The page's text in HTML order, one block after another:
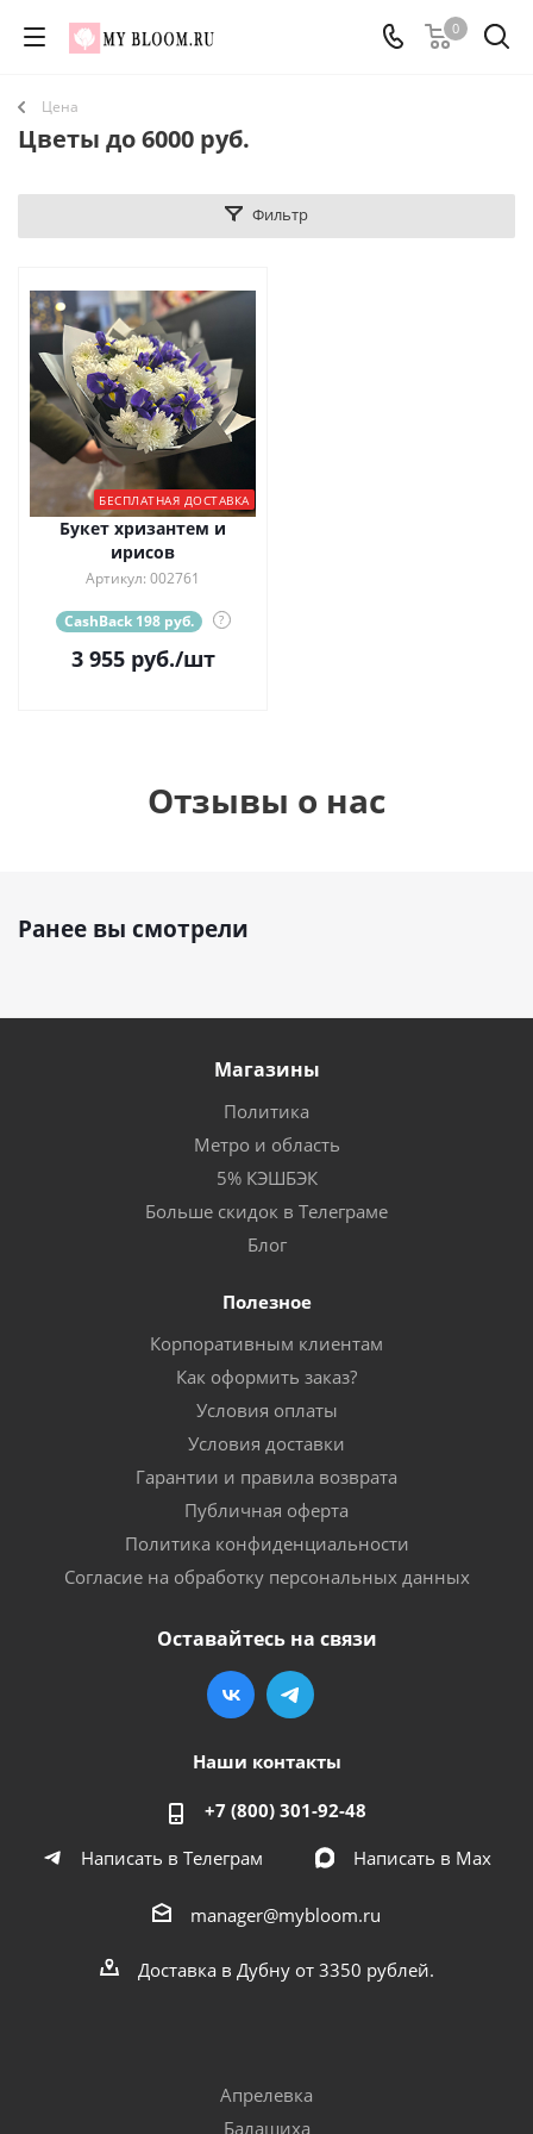
0
Цена
Цветы до 6000 руб.
Фильтр
БЕСПЛАТНАЯ ДОСТАВКА
Букет хризантем и
ирисов
Артикул: 002761
CashBack 198 руб. ?
3 955руб./шт
Отзывы о нас
Ранее вы смотрели
Магазины
Политика
Метро и область
5% КЭШБЭК
Больше скидок в Телеграме
Блог
Полезное
Корпоративным клиентам
Как оформить заказ?
Условия оплаты
Условия доставки
Гарантии и правила возврата
Публичная оферта
Политика конфиденциальности
Согласие на обработку персональных данных
Оставайтесь на связи
Наши контакты
+7 (800) 301-92-48
Написать в Телеграм
Написать в Мах
manager@mybloom.ru
Доставка в Дубну от 3350 рублей.
Апрелевка
Балашиха